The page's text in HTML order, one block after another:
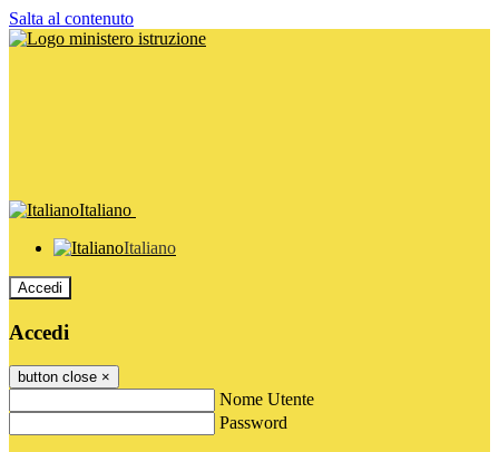
Salta al contenuto
Italiano
Italiano
Accedi
Accedi
button close ×
Nome Utente
Password